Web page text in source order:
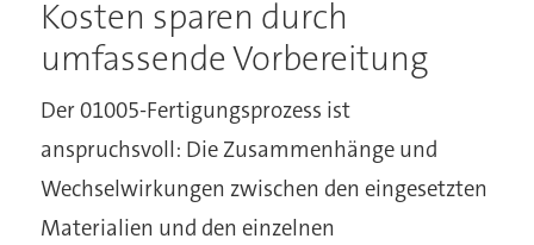
Kosten sparen durch
umfassende Vorbereitung
Der 01005-Fertigungsprozess ist
anspruchsvoll: Die Zusammenhänge und
Wechselwirkungen zwischen den eingesetzten
Materialien und den einzelnen